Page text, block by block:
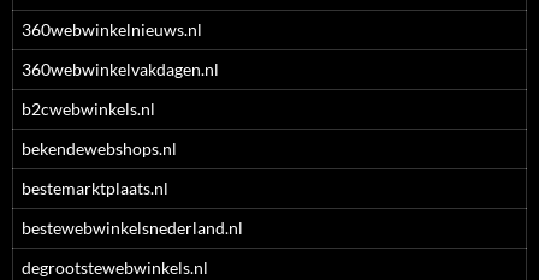
360webwinkelnieuws.nl
360webwinkelvakdagen.nl
b2cwebwinkels.nl
bekendewebshops.nl
bestemarktplaats.nl
bestewebwinkelsnederland.nl
degrootstewebwinkels.nl